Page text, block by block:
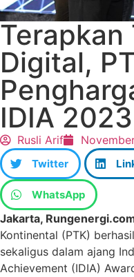
Terapkan
Digital,
IDIA 2023
Rusli Arif
Twitter
WhatsApp
Jakarta,
Kontinental (PTK)
sekaligus dalam ajang
Achievement (IDIA)